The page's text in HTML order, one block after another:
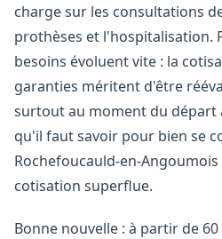
charge sur les consultations
prothèses et l'hospitalisation.
besoins évoluent vite : la
garanties méritent d'être
surtout au moment du départ
qu'il faut savoir pour bien se
Rochefoucauld-en-
cotisation superflue.
Bonne nouvelle : à partir de